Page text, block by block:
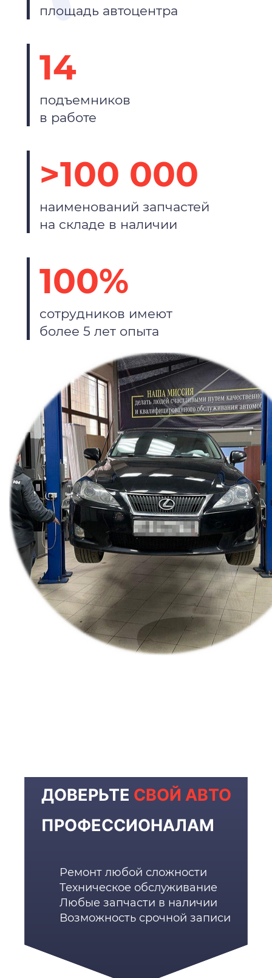
площадь автоцентра
14
подъемников
в работе
>100 000
наименований запчастей
на складе в наличии
100%
сотрудников имеют
более 5 лет опыта
ДОВЕРЬТЕ СВОЙ АВТО
ПРОФЕССИОНАЛАМ
Ремонт любой сложности
Техническое обслуживание
Любые запчасти в наличии
Возможность срочной записи